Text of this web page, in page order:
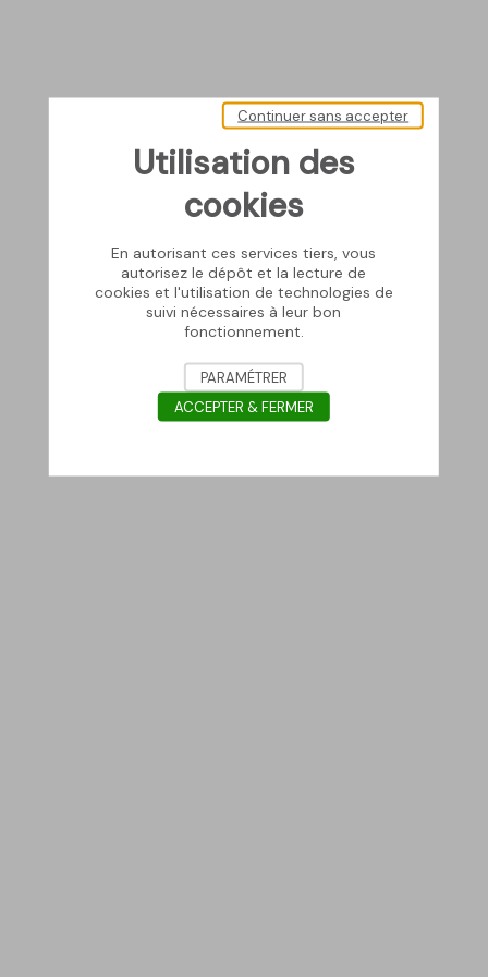
Utilisation des
cookies
En autorisant ces services tiers, vous
autorisez le dépôt et la lecture de
cookies et l'utilisation de technologies de
suivi nécessaires à leur bon
fonctionnement.
Continuer sans accepter
PARAMÉTRER
ACCEPTER & FERMER